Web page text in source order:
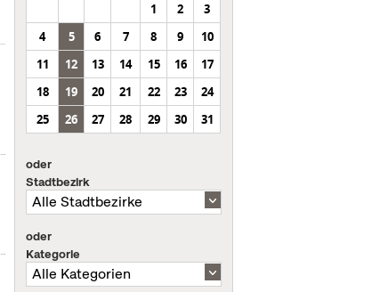
1
2
3
4
5 6 7 8 9
10
11
12 13 14 15 16
17
18
19 20 21 22 23
24
25
26 27 28 29 30 31
oder
Stadtbezirk
oder
Kategorie